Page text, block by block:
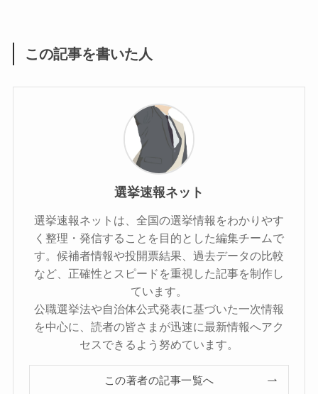
この記事を書いた人
選挙速報ネット
選挙速報ネットは、全国の選挙情報をわかりやす
く整理・発信することを目的とした編集チームで
す。候補者情報や投開票結果、過去データの比較
など、正確性とスピードを重視した記事を制作し
ています。
公職選挙法や自治体公式発表に基づいた一次情報
を中心に、読者の皆さまが迅速に最新情報へアク
セスできるよう努めています。
この著者の記事一覧へ